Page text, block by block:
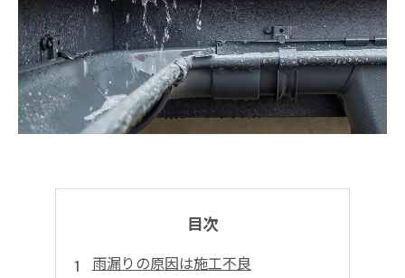
目次
雨漏りの原因は施工不良